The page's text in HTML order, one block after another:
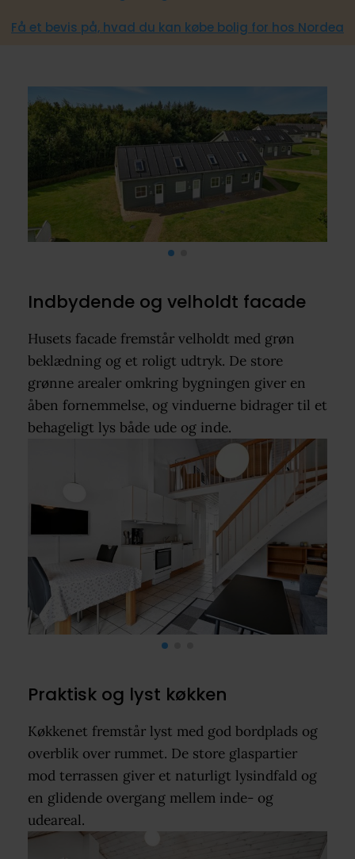
Få et bevis på, hvad du kan købe bolig for hos Nordea
Indbydende og velholdt facade
Husets facade fremstår velholdt med grøn
beklædning og et roligt udtryk. De store
grønne arealer omkring bygningen giver en
åben fornemmelse, og vinduerne bidrager til et
behageligt lys både ude og inde.
Praktisk og lyst køkken
Køkkenet fremstår lyst med god bordplads og
overblik over rummet. De store glaspartier
mod terrassen giver et naturligt lysindfald og
en glidende overgang mellem inde- og
udeareal.